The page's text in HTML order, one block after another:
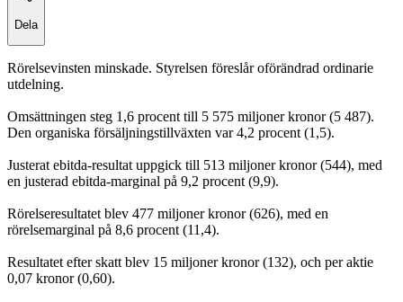
Dela
Rörelsevinsten minskade. Styrelsen föreslår oförändrad ordinarie
utdelning.
Omsättningen steg 1,6 procent till 5 575 miljoner kronor (5 487).
Den organiska försäljningstillväxten var 4,2 procent (1,5).
Justerat ebitda-resultat uppgick till 513 miljoner kronor (544), med
en justerad ebitda-marginal på 9,2 procent (9,9).
Rörelseresultatet blev 477 miljoner kronor (626), med en
rörelsemarginal på 8,6 procent (11,4).
Resultatet efter skatt blev 15 miljoner kronor (132), och per aktie
0,07 kronor (0,60).